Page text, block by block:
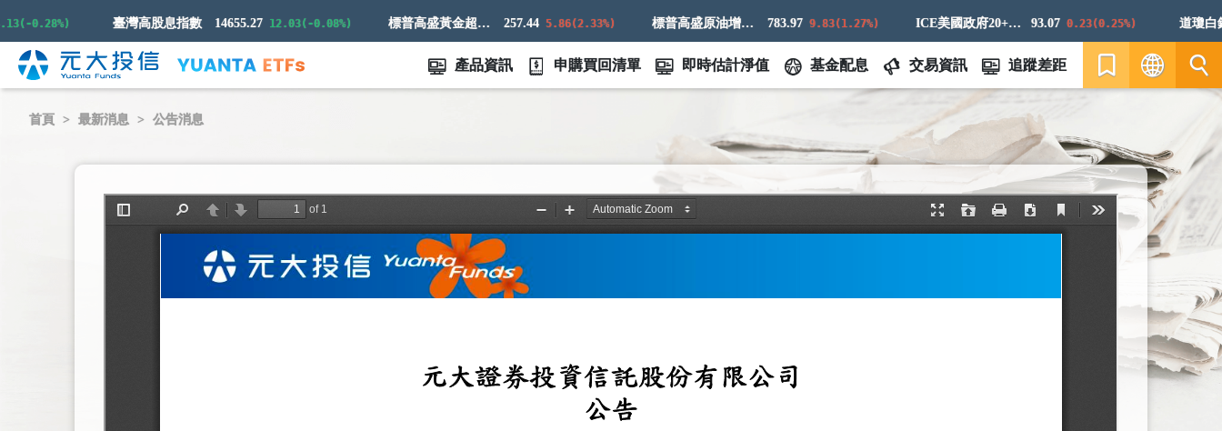
0.28%) 臺灣高股息指數 14655.27 12.03(-0.08%) 標普高盛黃金超額回報指數 257.44 5.86(2.33%) 標普高盛原油增強超額回報指數 783.97 9.83(1.27%) ICE美國政府20+年期債券指數 93.07 0.23(0.25%) 道瓊白銀
產品資訊 申購買回清單 即時估計淨值 基金配息 交易資訊 追蹤差距
EN
首頁 最新消息 公告消息